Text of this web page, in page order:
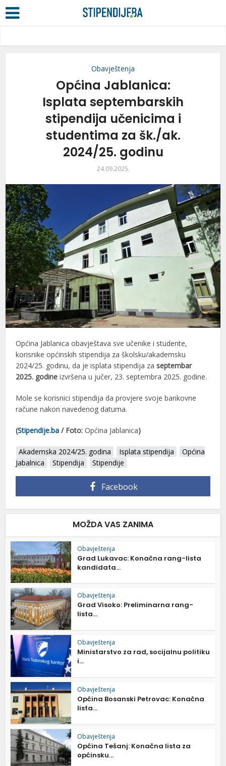
Obavještenja
Općina Jablanica:
Isplata septembarskih
stipendija učenicima i
studentima za šk./ak.
2024/25. godinu
24.09.2025.
Općina Jablanica obavještava sve učenike i studente,
korisnike općinskih stipendija za školsku/akademsku
2024/25. godinu, da je isplata stipendija zaseptembar
2025. godine izvršena u jučer, 23. septembra 2025. godine.
Mole se korisnici stipendija da provjere svoje bankovne
račune nakon navedenog datuma.
(Stipendije.ba / Foto:Općina Jablanica)
Akademska 2024/25. godina Isplata stipendija
Općina
Jabalnica
Stipendija Stipendije
Facebook
MOŽDA VAS ZANIMA
Obavještenja
Grad Lukavac: Konačna rang-lista
kandidata...
Obavještenja
Grad Visoko: Preliminarna rang-
lista...
Obavještenja
Ministarstvo za rad, socijalnu politiku
i...
Obavještenja
Općina Bosanski Petrovac: Konačna
lista...
Obavještenja
Općina Tešanj: Konačna lista za
općinsku...